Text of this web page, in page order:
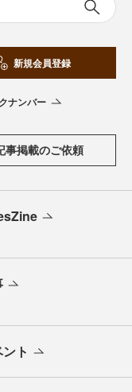
新規会員登録
ナンバー
事掲載のご依頼
ト